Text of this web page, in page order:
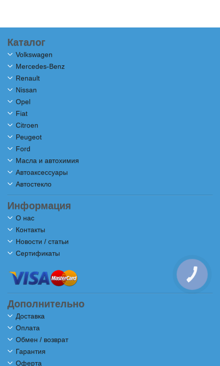
Каталог
Volkswagen
Mercedes-Benz
Renault
Nissan
Opel
Fiat
Citroen
Peugeot
Ford
Масла и автохимия
Автоаксессуары
Автостекло
Информация
О нас
Контакты
Новости / статьи
Сертификаты
Дополнительно
Доставка
Оплата
Обмен / возврат
Гарантия
Оферта
КНОПКА
СВЯЗИ